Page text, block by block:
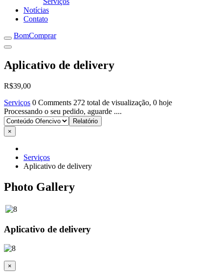
Notícias
Contato
BomComprar
Aplicativo de delivery
R$39,00
Serviços 0 Comments 272 total de visualização, 0 hoje
Processando o seu pedido, aguarde ....
×
Serviços
Aplicativo de delivery
Photo Gallery
Aplicativo de delivery
×